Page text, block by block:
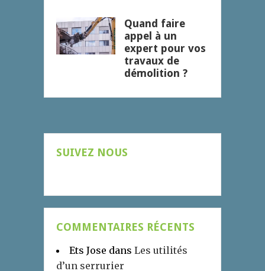
Quand faire
appel à un
expert pour vos
travaux de
démolition ?
SUIVEZ NOUS
COMMENTAIRES RÉCENTS
Ets Jose dans Les utilités
d’un serrurier